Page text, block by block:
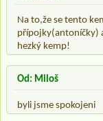
Na to,že se tento
přípojky(antoníčky)
hezký kemp!
Od: Miloš
byli jsme spokojeni